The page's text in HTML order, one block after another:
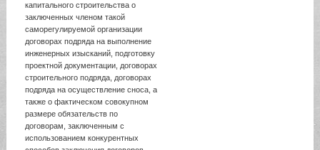
капитального строительства о
заключенных членом такой
саморегулируемой организации
договорах подряда на выполнение
инженерных изысканий, подготовку
проектной документации, договорах
строительного подряда, договорах
подряда на осуществление сноса, а
также о фактическом совокупном
размере обязательств по
договорам, заключенным с
использованием конкурентных